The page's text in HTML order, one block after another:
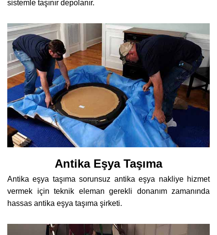
sistemle taşınır depolanır.
Antika Eşya Taşıma
Antika eşya taşıma sorunsuz antika eşya nakliye hizmet
vermek için teknik eleman gerekli donanım zamanında
hassas antika eşya taşıma şirketi.